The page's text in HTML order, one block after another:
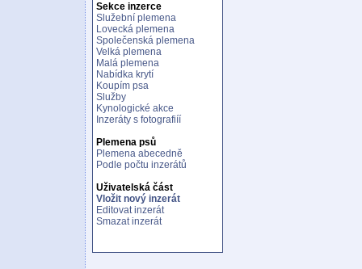
Sekce inzerce
Služební plemena
Lovecká plemena
Společenská plemena
Velká plemena
Malá plemena
Nabídka krytí
Koupím psa
Služby
Kynologické akce
Inzeráty s fotografiíí
Plemena psů
Plemena abecedně
Podle počtu inzerátů
Uživatelská část
Vložit nový inzerát
Editovat inzerát
Smazat inzerát